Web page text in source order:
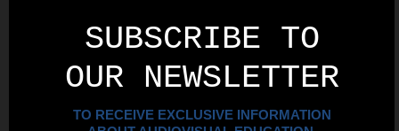
Bocinas y Tecnología
para Conference Rooms,
Auditorios y Oficinas